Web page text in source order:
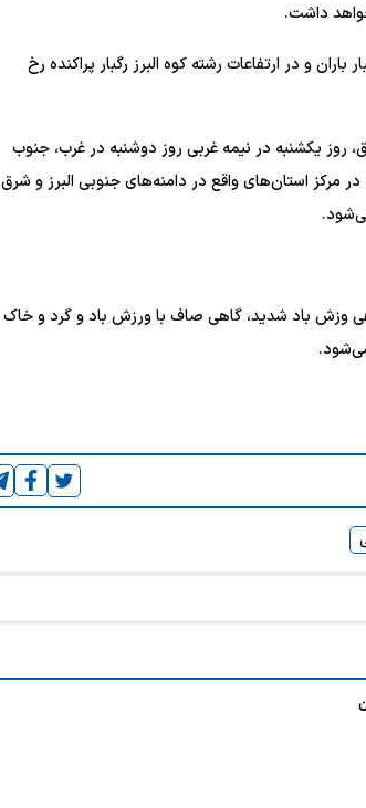
داشت.
و در ارتفاعات رشته کوه البرز رگبار پراکنده رخ
روز یکشنبه در نیمه غربی روز دوشنبه در غرب، جنوب
مرکز استان‌های واقع در دامنه‌های جنوبی البرز و شرق
وزش باد شدید، گاهی صاف با ورزش باد و گرد و خاک